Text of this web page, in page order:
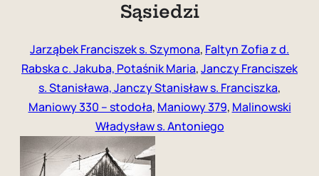
Sąsiedzi
Jarząbek Franciszek s. Szymona, Faltyn Zofia z d.
Rabska c. Jakuba, Potaśnik Maria,Janczy Franciszek
s. Stanisława, Janczy Stanisław s. Franciszka,
Maniowy 330 – stodoła, Maniowy 379, Malinowski
Władysław s. Antoniego